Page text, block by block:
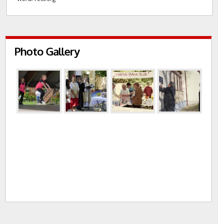
Photo Gallery